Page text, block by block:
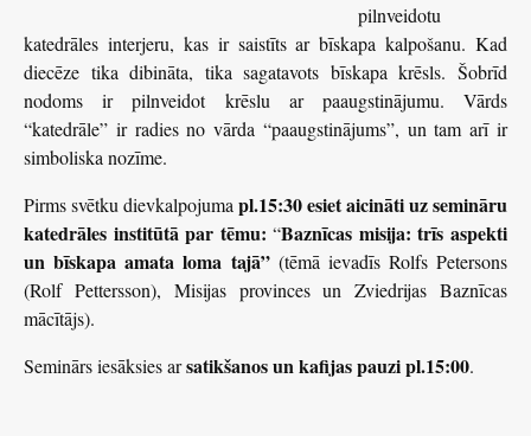
pilnveidotu
katedrāles interjeru, kas ir saistīts ar bīskapa kalpošanu. Kad
diecēze tika dibināta, tika sagatavots bīskapa krēsls. Šobrīd
nodoms ir pilnveidot krēslu ar paaugstinājumu. Vārds
“katedrāle” ir radies no vārda “paaugstinājums”, un tam arī ir
simboliska nozīme.
Pirms svētku dievkalpojuma pl.15:30 esiet aicināti uz semināru
katedrāles institūtā par tēmu: “Baznīcas misija: trīs aspekti
un bīskapa amata loma tajā”(tēmā ievadīs Rolfs Petersons
(Rolf Pettersson), Misijas provinces un Zviedrijas Baznīcas
mācītājs).
Seminārs iesāksies arsatikšanos un kafijas pauzi pl.15:00.